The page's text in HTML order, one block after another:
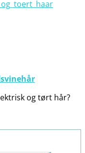
og tørt hår?